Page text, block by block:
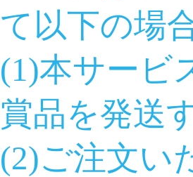
て以下の場
(1)本サービ
賞品を発送
(2)ご注文い